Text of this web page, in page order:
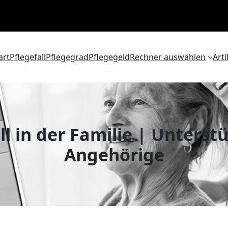
PflegefallPflegegradPflegegeldRechner auswählen
in der Familie |
Angehörige